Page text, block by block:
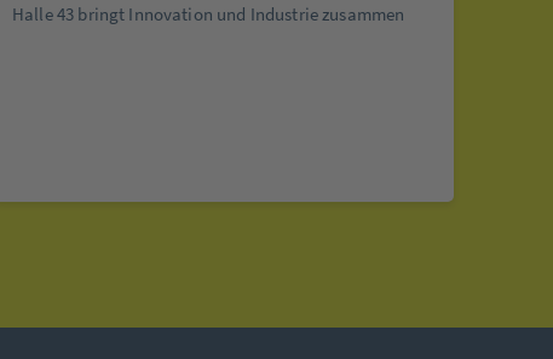
Halle 43 bringt Innovation und Industrie zusammen